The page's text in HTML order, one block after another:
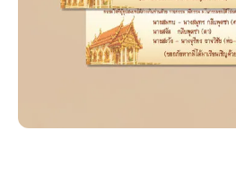
ซองเปล่า
รับพิมพ์หน้าซอง